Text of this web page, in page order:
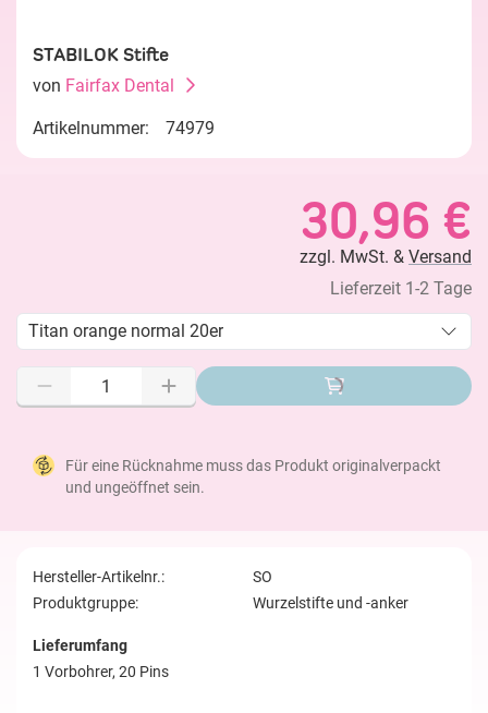
STABILOK Stifte
von Fairfax Dental
Artikelnummer: 74979
30,96 €
zzgl. MwSt. & Versand
Lieferzeit 1-2 Tage
Titan orange normal 20er
Für eine Rücknahme muss das Produkt originalverpackt
und ungeöffnet sein.
Hersteller-Artikelnr.:
SO
Produktgruppe:
Wurzelstifte und -anker
Lieferumfang
1 Vorbohrer, 20 Pins